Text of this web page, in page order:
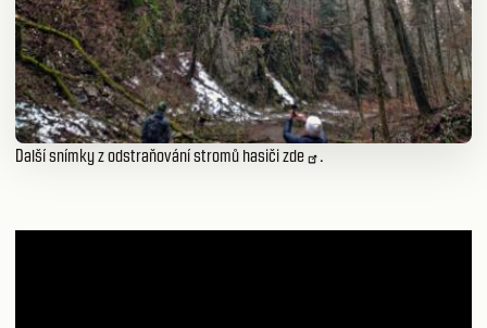
Další snímky z odstraňování stromů hasičizde .